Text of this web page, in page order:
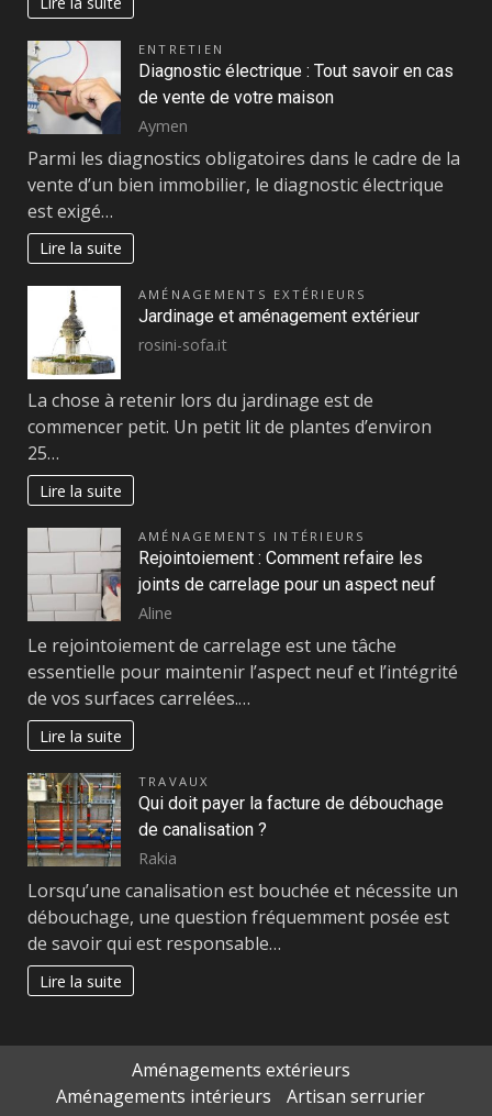
ENTRETIEN
Diagnostic électrique : Tout savoir en cas
de vente de votre maison
Aymen
Parmi les diagnostics obligatoires dans le cadre de la
vente d’un bien immobilier, le diagnostic électrique
est exigé…
Lire la suite
AMÉNAGEMENTS EXTÉRIEURS
Jardinage et aménagement extérieur
rosini-sofa.it
La chose à retenir lors du jardinage est de
commencer petit. Un petit lit de plantes d’environ
25…
Lire la suite
AMÉNAGEMENTS INTÉRIEURS
Rejointoiement : Comment refaire les
joints de carrelage pour un aspect neuf
Aline
Le rejointoiement de carrelage est une tâche
essentielle pour maintenir l’aspect neuf et l’intégrité
de vos surfaces carrelées.…
Lire la suite
TRAVAUX
Qui doit payer la facture de débouchage
de canalisation ?
Rakia
Lorsqu’une canalisation est bouchée et nécessite un
débouchage, une question fréquemment posée est
de savoir qui est responsable…
Lire la suite
Aménagements extérieurs
Aménagements intérieurs
Artisan serrurier